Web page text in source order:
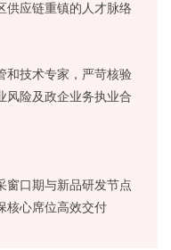
供应链重镇的人才脉络
和技术专家，严苛核验
风险及政企业务执业合
窗口期与新品研发节点
核心席位高效交付